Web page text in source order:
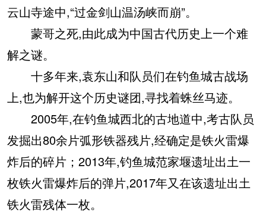
云山寺途中,“过金剑山温汤峡而崩”。
蒙哥之死,由此成为中国古代历史上一个难
解之谜。
十多年来,袁东山和队员们在钓鱼城古战场
上,也为解开这个历史谜团,寻找着蛛丝马迹。
2005年,在钓鱼城西北的古地道中,考古队员
发掘出80余片弧形铁器残片,经确定是铁火雷爆
炸后的碎片；2013年,钓鱼城范家堰遗址出土一
枚铁火雷爆炸后的弹片,2017年又在该遗址出土
铁火雷残体一枚。